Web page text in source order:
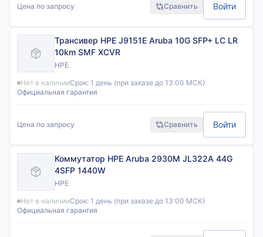
Цена по запросу Сравнить Войти
Трансивер HPE J9151E Aruba 10G SFP+ LC LR
10km SMF XCVR
HPE
Нет в наличииСрок: 1 день (при заказе до 13:00 МСК)
Официальная гарантия
Цена по запросу Сравнить Войти
Коммутатор HPE Aruba 2930M JL322A 44G
4SFP 1440W
HPE
Нет в наличииСрок: 1 день (при заказе до 13:00 МСК)
Официальная гарантия